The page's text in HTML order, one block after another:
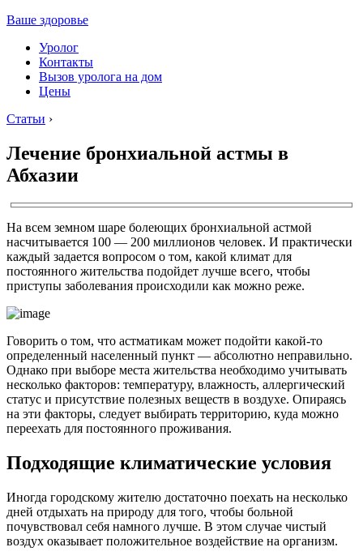
Ваше здоровье
Уролог
Контакты
Вызов уролога на дом
Цены
Статьи ›
Лечение бронхиальной астмы в
Абхазии
На всем земном шаре болеющих бронхиальной астмой
насчитывается 100 — 200 миллионов человек. И практически
каждый задается вопросом о том, какой климат для
постоянного жительства подойдет лучше всего, чтобы
приступы заболевания происходили как можно реже.
Говорить о том, что астматикам может подойти какой-то
определенный населенный пункт — абсолютно неправильно.
Однако при выборе места жительства необходимо учитывать
несколько факторов: температуру, влажность, аллергический
статус и присутствие полезных веществ в воздухе. Опираясь
на эти факторы, следует выбирать территорию, куда можно
переехать для постоянного проживания.
Подходящие климатические условия
Иногда городскому жителю достаточно поехать на несколько
дней отдыхать на природу для того, чтобы больной
почувствовал себя намного лучше. В этом случае чистый
воздух оказывает положительное воздействие на организм.